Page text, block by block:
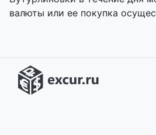
валюты или ее покупка